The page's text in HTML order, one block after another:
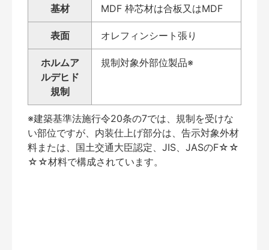
基材 MDF 枠芯材は合板又はMDF
表面 オレフィンシート張り
ホルムア
ルデヒド
規制
規制対象外部位製品※
※建築基準法施行令20条の7では、規制を受けな
い部位ですが、内装仕上げ部分は、告示対象外材
料または、国土交通大臣認定、JIS、JASのF☆☆
☆☆材料で構成されています。